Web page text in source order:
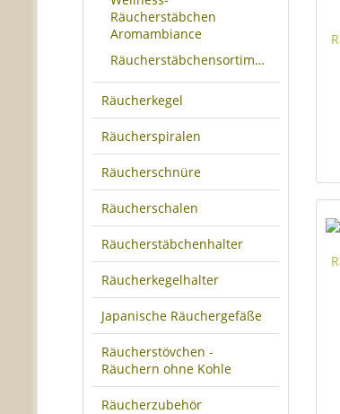
Räucherstäbchen
Aromambiance
Räucherstäbchensortimente
Räucherkegel
Räucherspiralen
Räucherschnüre
Räucherschalen
Räucherstäbchenhalter
Räucherkegelhalter
Japanische Räuchergefäße
Räucherstövchen -
Räuchern ohne Kohle
Räucherzubehör